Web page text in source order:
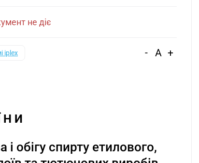
не діє
iplex - A +
Н И
обігу спирту етилового,